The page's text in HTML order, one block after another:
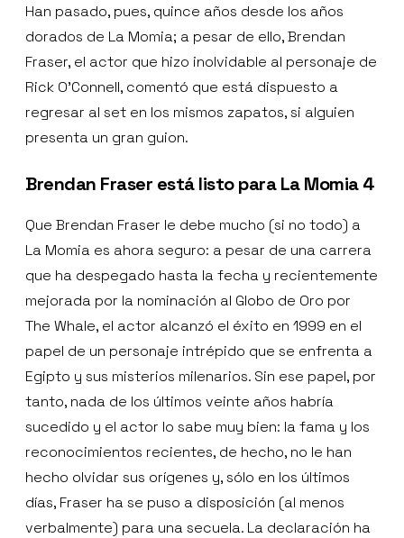
Han pasado, pues, quince años desde los años
dorados de La Momia; a pesar de ello, Brendan
Fraser, el actor que hizo inolvidable al personaje de
Rick O’Connell, comentó que está dispuesto a
regresar al set en los mismos zapatos, si alguien
presenta un gran guion.
Brendan Fraser está listo para La Momia 4
Que Brendan Fraser le debe mucho (si no todo) a
La Momia es ahora seguro: a pesar de una carrera
que ha despegado hasta la fecha y recientemente
mejorada por la nominación al Globo de Oro por
The Whale, el actor alcanzó el éxito en 1999 en el
papel de un personaje intrépido que se enfrenta a
Egipto y sus misterios milenarios. Sin ese papel, por
tanto, nada de los últimos veinte años habría
sucedido y el actor lo sabe muy bien: la fama y los
reconocimientos recientes, de hecho, no le han
hecho olvidar sus orígenes y, sólo en los últimos
días, Fraser ha se puso a disposición (al menos
verbalmente) para una secuela. La declaración ha